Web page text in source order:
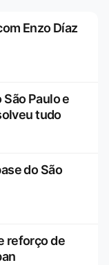
Enzo Díaz
Paulo e
tudo
do São
reforço de